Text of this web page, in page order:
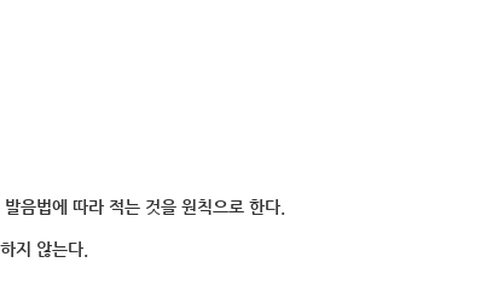
음법에 따라 적는 것을 원칙으로 한다.
지 않는다.